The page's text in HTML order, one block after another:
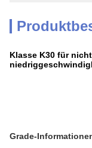
Klasse K30 für
Grade-